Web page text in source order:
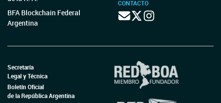
BFA Blockchain Federal
Argentina
CONTACTO
Secretaría
Legal y Técnica
Boletín Oficial
de la República Argentina